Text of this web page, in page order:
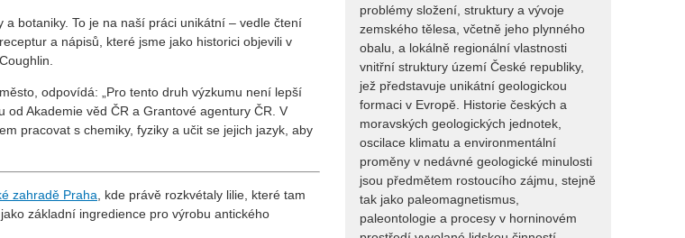
a botaniky. To je na naší práci unikátní – vedle čtení
a nápisů, které jsme jako historici objevili v
odpovídá: „Pro tento druh výzkumu není lepší
Akademie věd ČR a Grantové agentury ČR. V
pracovat s chemiky, fyziky a učit se jejich jazyk, aby
zahradě Praha, kde právě rozkvétaly lilie, které tam
základní ingredience pro výrobu antického
problémy složení, struktury a vývoje
zemského tělesa, včetně jeho plynného
obalu, a lokálně regionální vlastnosti
vnitřní struktury území České republiky,
jež představuje unikátní geologickou
formaci v Evropě. Historie českých a
moravských geologických jednotek,
oscilace klimatu a environmentální
proměny v nedávné geologické minulosti
jsou předmětem rostoucího zájmu, stejně
tak jako paleomagnetismus,
paleontologie a procesy v horninovém